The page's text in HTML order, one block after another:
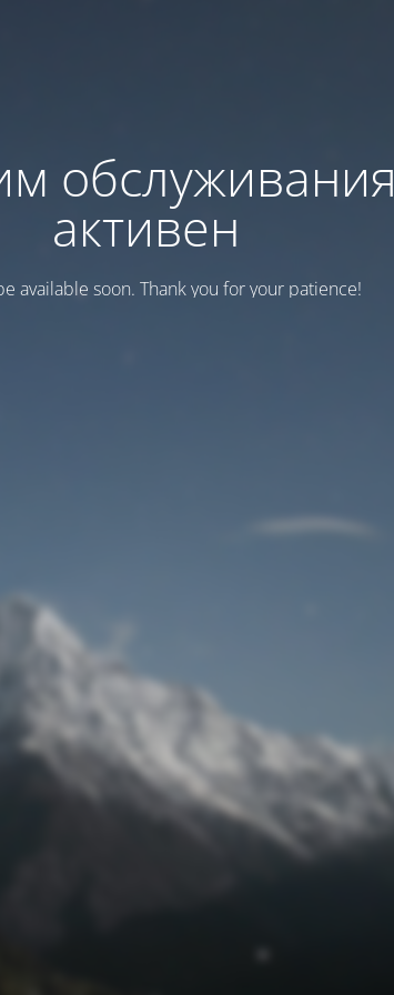
активен
available soon. Thank you for your patience!